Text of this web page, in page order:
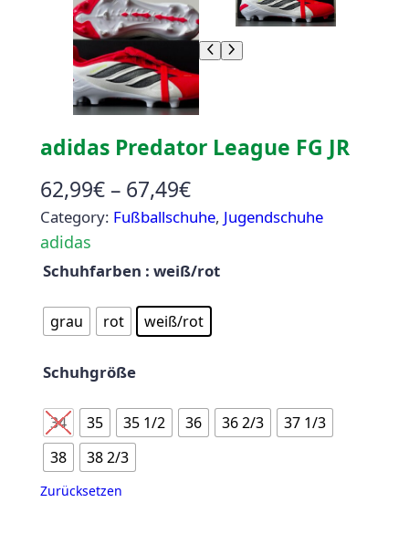
adidas Predator League FG JR
62,99€ – 67,49€P
r
s
a
Category: Fußballschuhe, Jugendschuhe
adidas
Schuhfarben : weiß/rot
grau rot weiß/rot
Schuhgröße
34 35 35 1/2 36 36 2/3
37 1/3
38
38 2/3
Zurücksetzen